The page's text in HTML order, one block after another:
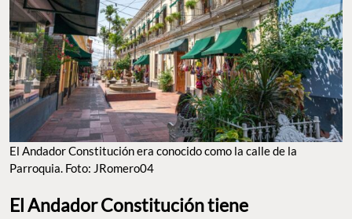
El Andador Constitución era conocido como la calle de la
Parroquia. Foto: JRomero04
El Andador Constitución tiene